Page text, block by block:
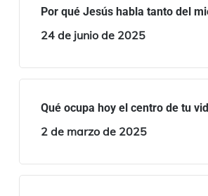
Por qué Jesús habla tanto del
24 de junio de 2025
Qué ocupa hoy el centro de tu
2 de marzo de 2025